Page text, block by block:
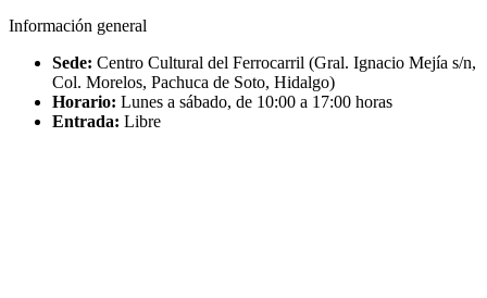
Información general
Sede: Centro Cultural del Ferrocarril (Gral. Ignacio Mejía s/n,
Col. Morelos, Pachuca de Soto, Hidalgo)
Horario: Lunes a sábado, de 10:00 a 17:00 horas
Entrada: Libre